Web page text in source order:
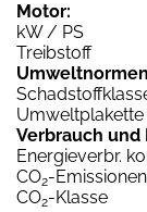
Motor:
kW / PS
Treibstoff
Umweltplakette
Verbrauch und
Energieverbr.
CO2-
CO2-Klasse